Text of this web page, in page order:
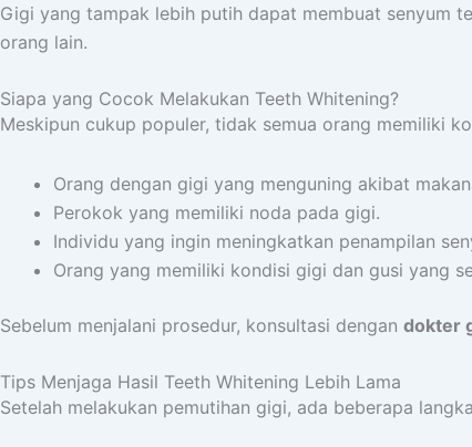
Gigi yang tampak lebih putih dapat membuat senyum
orang lain.
Siapa yang Cocok Melakukan Teeth Whitening?
Meskipun cukup populer, tidak semua orang memiliki
Orang dengan gigi yang menguning akibat
Perokok yang memiliki noda pada gigi.
Individu yang ingin meningkatkan penampilan
Orang yang memiliki kondisi gigi dan gusi yang
Sebelum menjalani prosedur, konsultasi dengan dokter
Tips Menjaga Hasil Teeth Whitening Lebih Lama
Setelah melakukan pemutihan gigi, ada beberapa